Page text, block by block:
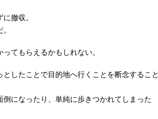
撤収。
てもらえるかもしれない。
したことで目的地へ行くことを断念すること
になったり、単純に歩きつかれてしまった